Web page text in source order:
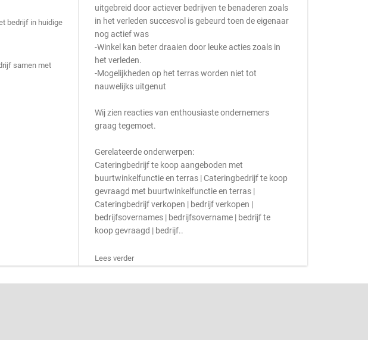
bedrijf in huidige
samen met
uitgebreid door actiever bedrijven te benaderen zoals
in het verleden succesvol is gebeurd toen de eigenaar
nog actief was
-Winkel kan beter draaien door leuke acties zoals in
het verleden.
-Mogelijkheden op het terras worden niet tot
nauwelijks uitgenut
Wij zien reacties van enthousiaste ondernemers
graag tegemoet.
Gerelateerde onderwerpen:
Cateringbedrijf te koop aangeboden met
buurtwinkelfunctie en terras | Cateringbedrijf te koop
gevraagd met buurtwinkelfunctie en terras |
Cateringbedrijf verkopen | bedrijf verkopen |
bedrijfsovernames | bedrijfsovername | bedrijf te
koop gevraagd | bedrijf..
Lees verder